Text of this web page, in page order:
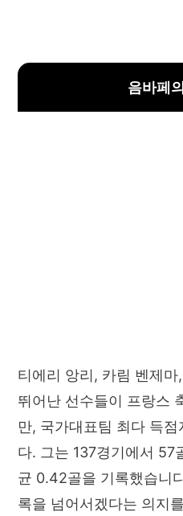
음바페
티에리 앙리, 카림 벤제
뛰어난 선수들이 프랑스
만, 국가대표팀 최다 득
다. 그는 137경기에서 57
균 0.42골을 기록했습니
록을 넘어서겠다는 의지